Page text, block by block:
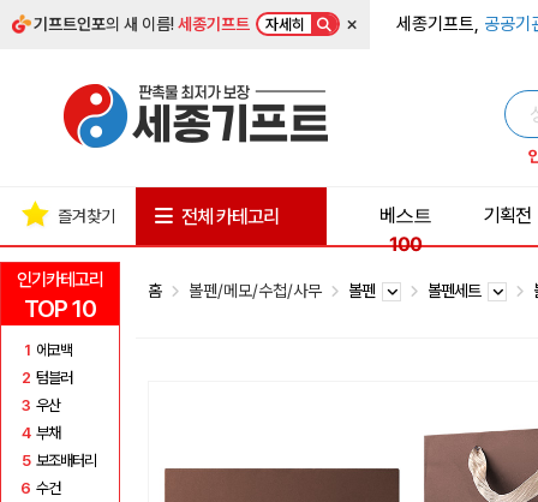
기프트인포의 새 이름!세종기프트 자세히 × 세종기프트, 공공기
인기카테고리
TOP 10
1 에코백
2 텀블러
3 우산
4 부채
5 보조배터리
6 수건
즐겨찾기 전체 카테고리
베스트
100
기획전
홈 볼펜/메모/수첩/사무 볼펜 볼펜세트